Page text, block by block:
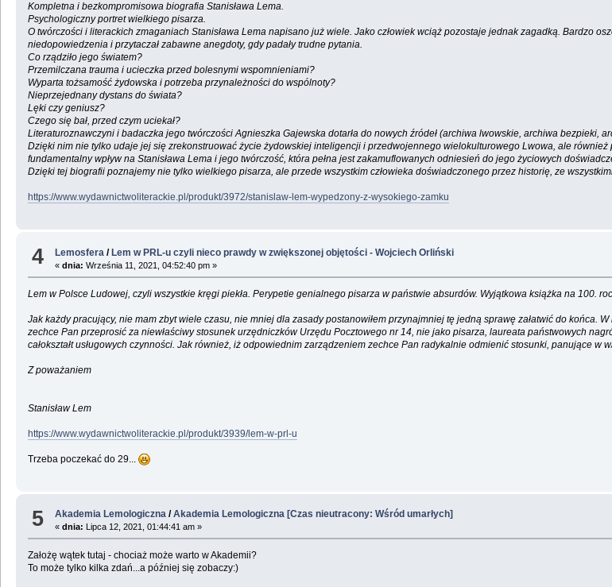
Kompletna i bezkompromisowa biografia Stanisława Lema.
Psychologiczny portret wielkiego pisarza.
O twórczości i literackich zmaganiach Stanisława Lema napisano już wiele. Jako człowiek wciąż pozostaje jednak zagadką. Bardzo
niedopowiedzenia i przytaczał zabawne anegdoty, gdy padały trudne pytania.
Co rządziło jego światem?
Przemilczana trauma i ucieczka przed bolesnymi wspomnieniami?
Wyparta tożsamość żydowska i potrzeba przynależności do wspólnoty?
Nieprzejednany dystans do świata?
Lęki czy geniusz?
Czego się bał, przed czym uciekał?
Literaturoznawczyni i badaczka jego twórczości Agnieszka Gajewska dotarła do nowych źródeł (archiwa lwowskie, archiwa bezpieki,
Dzięki nim nie tylko udaje jej się zrekonstruować życie żydowskiej inteligencji i przedwojennego wielokulturowego Lwowa, ale
fundamentalny wpływ na Stanisława Lema i jego twórczość, która pełna jest zakamuflowanych odniesień do jego życiowych
Dzięki tej biografii poznajemy nie tylko wielkiego pisarza, ale przede wszystkim człowieka doświadczonego przez historię, ze
https://www.wydawnictwoliterackie.pl/produkt/3972/stanislaw-lem-wypedzony-z-wysokiego-zamku
4 Lemosfera /Lem w PRL-u czyli nieco prawdy w zwiększonej objętości - Wojciech Orliński
«dnia: Września 11, 2021, 04:52:40 pm »
Lem w Polsce Ludowej, czyli wszystkie kręgi piekła. Perypetie genialnego pisarza w państwie absurdów. Wyjątkowa książka na 100.
Jak każdy pracujący, nie mam zbyt wiele czasu, nie mniej dla zasady postanowiłem przynajmniej tę jedną sprawę załatwić do końca.
zechce Pan przeprosić za niewłaściwy stosunek urzędniczków Urzędu Pocztowego nr 14, nie jako pisarza, laureata państwowych
całokształt usługowych czynności. Jak również, iż odpowiednim zarządzeniem zechce Pan radykalnie odmienić stosunki, panujące w
Z poważaniem
Stanisław Lem
https://www.wydawnictwoliterackie.pl/produkt/3939/lem-w-prl-u
Trzeba poczekać do 29...
5 Akademia Lemologiczna /Akademia Lemologiczna [Czas nieutracony: Wśród umarłych]
«dnia: Lipca 12, 2021, 01:44:41 am »
Założę wątek tutaj - chociaż może warto w Akademii?
To może tylko kilka zdań...a później się zobaczy:)